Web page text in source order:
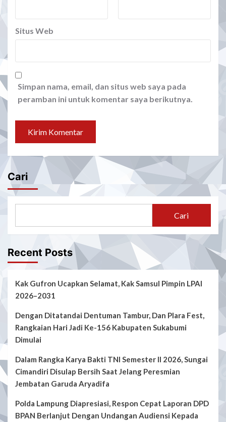
Situs Web
Simpan nama, email, dan situs web saya pada
peramban ini untuk komentar saya berikutnya.
Cari
Cari
Recent Posts
Kak Gufron Ucapkan Selamat, Kak Samsul Pimpin LPAI
2026–2031
Dengan Ditatandai Dentuman Tambur, Dan Plara Fest,
Rangkaian Hari Jadi Ke-156 Kabupaten Sukabumi
Dimulai
Dalam Rangka Karya Bakti TNI Semester II 2026, Sungai
Cimandiri Disulap Bersih Saat Jelang Peresmian
Jembatan Garuda Aryadifa
Polda Lampung Diapresiasi, Respon Cepat Laporan DPD
BPAN Berlanjut Dengan Undangan Audiensi Kepada